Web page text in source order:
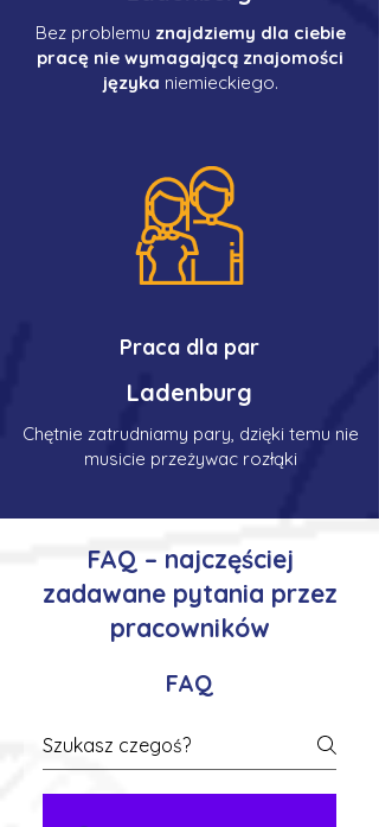
Bez problemu znajdziemy dla ciebie
pracę nie wymagającą znajomości
języka niemieckiego.
Praca dla par
Ladenburg
Chętnie zatrudniamy pary, dzięki temu nie
musicie przeżywac rozłąki
FAQ – najczęściej
zadawane pytania przez
pracowników
FAQ